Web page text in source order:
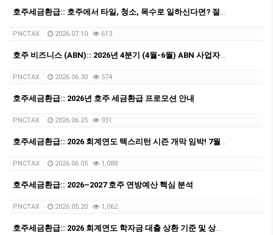
호주세금환급:: 호주에서 타일, 청소, 목수로 일하신다면? 절세할 수 있는 방법을 알고 계신가요?
PNCTAX 2026.07.10 613
호주 비즈니스 (ABN):: 2026년 4분기 (4월-6월) ABN 사업자 GST/BAS 신고 마감일 안내 (7월28일)
PNCTAX 2026.06.30 574
호주세금환급:: 2026년 호주 세금환급 프로모션 안내
PNCTAX 2026.06.25 931
호주세금환급:: 2026 회계연도 텍스리턴 시즌 개막 임박! 7월 텍스리턴 전 필수 체크: ATO 집중 세무조사 타겟 총정리
PNCTAX 2026.06.05 1,088
호주세금환급:: 2026–2027 호주 연방예산 핵심 분석
PNCTAX 2026.05.20 1,062
호주세금환급:: 2026 회계연도 학자금 대출 상환 기준 및 상환율